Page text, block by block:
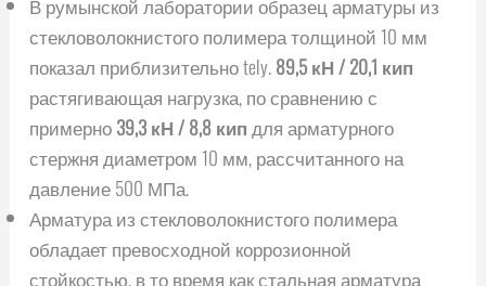
стекловолокнистого полимера толщиной 10 мм
показал приблизительно tely.89,5 кН / 20,1 кип
растягивающая нагрузка, по сравнению с
примерно39,3 кН / 8,8 кип для арматурного
стержня диаметром 10 мм, рассчитанного на
давление 500 МПа.
Арматура из стекловолокнистого полимера
обладает превосходной коррозионной
стойкостью, в то время как стальная арматура